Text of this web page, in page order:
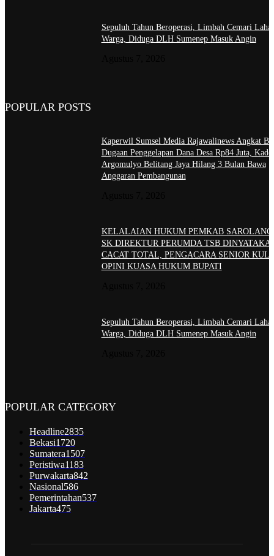
Sepuluh Tahun Beroperasi, Limbah Cemari
Warga, Diduga DLH Sumenep Masuk Angin
POPULAR POSTS
Kaperwil Sumsel Media Rajawalinews Angkat
Dugaan Penggelapan Dana Desa Rp84 Juta,
Argomulyo Belitang Jaya Hilang 3 Bulan Bawa
Anggaran Pembangunan
KELALAIAN HUKUM PEMKAB
SK DIREKTUR PERUMDA TSB
CACAT TOTAL, PENGACARA SENIOR
OPINI KUASA HUKUM BUPATI
Sepuluh Tahun Beroperasi, Limbah Cemari
Warga, Diduga DLH Sumenep Masuk Angin
POPULAR CATEGORY
Headline2835
Bekasi1720
Sumatera1507
Peristiwa1183
Purwakarta842
Nasional586
Pemerintahan537
Jakarta475